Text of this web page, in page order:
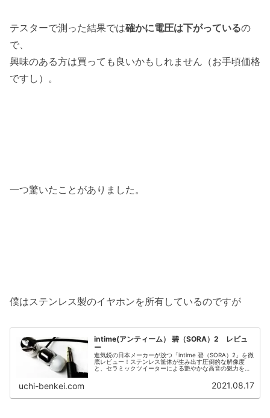
テスターで測った結果では確かに電圧は下がっているの
で、
興味のある方は買っても良いかもしれません（お手頃価格
ですし）。
一つ驚いたことがありました。
僕はステンレス製のイヤホンを所有しているのですが
intime(アンティーム） 碧（SORA）2 レビュ
ー
進気鋭の日本メーカーが放つ「intime 碧（SORA）2」を徹
底レビュー！ステンレス筐体が生み出す圧倒的な解像度
と、セラミックツイーターによる艶やかな高音の魅力を解
uchi-benkei.com 2021.08.17